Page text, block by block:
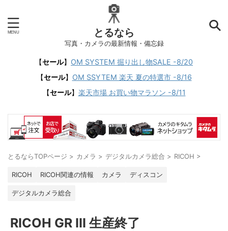
とるなら
写真・カメラの最新情報・備忘録
【セール】 OM SYSTEM 掘り出し物SALE -8/20
【セール】 OM SSYTEM 楽天 夏の特選市 -8/16
【セール】 楽天市場 お買い物マラソン -8/11
とるならTOPページ > カメラ > デジタルカメラ総合 > RICOH >
RICOH RICOH関連の情報 カメラ ディスコン
デジタルカメラ総合
RICOH GR III 生産終了